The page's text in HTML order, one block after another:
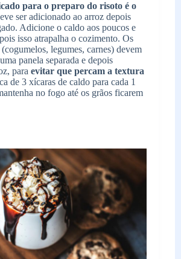
para o preparo do risoto é o
ser adicionado ao arroz depois
Adicione o caldo aos poucos e
isso atrapalha o cozimento. Os
legumes, carnes) devem
panela separada e depois
para evitar que percam a textura
de 3 xícaras de caldo para cada 1
no fogo até os grãos ficarem